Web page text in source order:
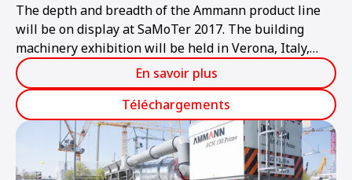
The depth and breadth of the Ammann product line
will be on display at SaMoTer 2017. The building
machinery exhibition will be held in Verona, Italy,
from 22-25 February.En savoir plus
Téléchargements